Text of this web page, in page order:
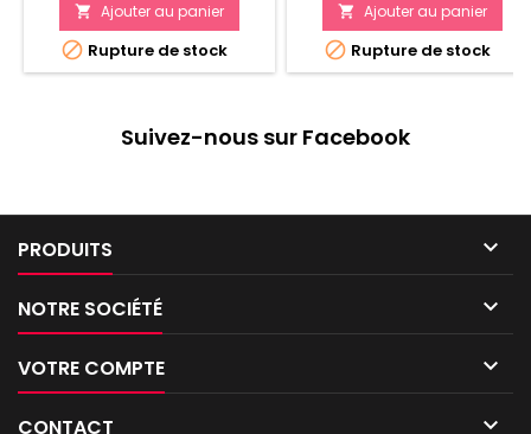
 Ajouter au panier
 Rupture de stock
 Ajouter au panier
 Rupture de stock
Suivez-nous sur Facebook
PRODUITS 
NOTRE SOCIÉTÉ 
VOTRE COMPTE 
CONTACT 